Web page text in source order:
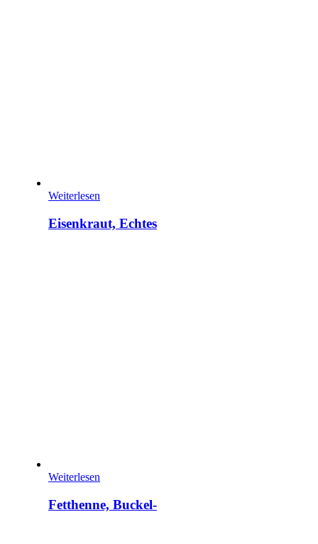
Weiterlesen
Eisenkraut, Echtes
Weiterlesen
Fetthenne, Buckel-